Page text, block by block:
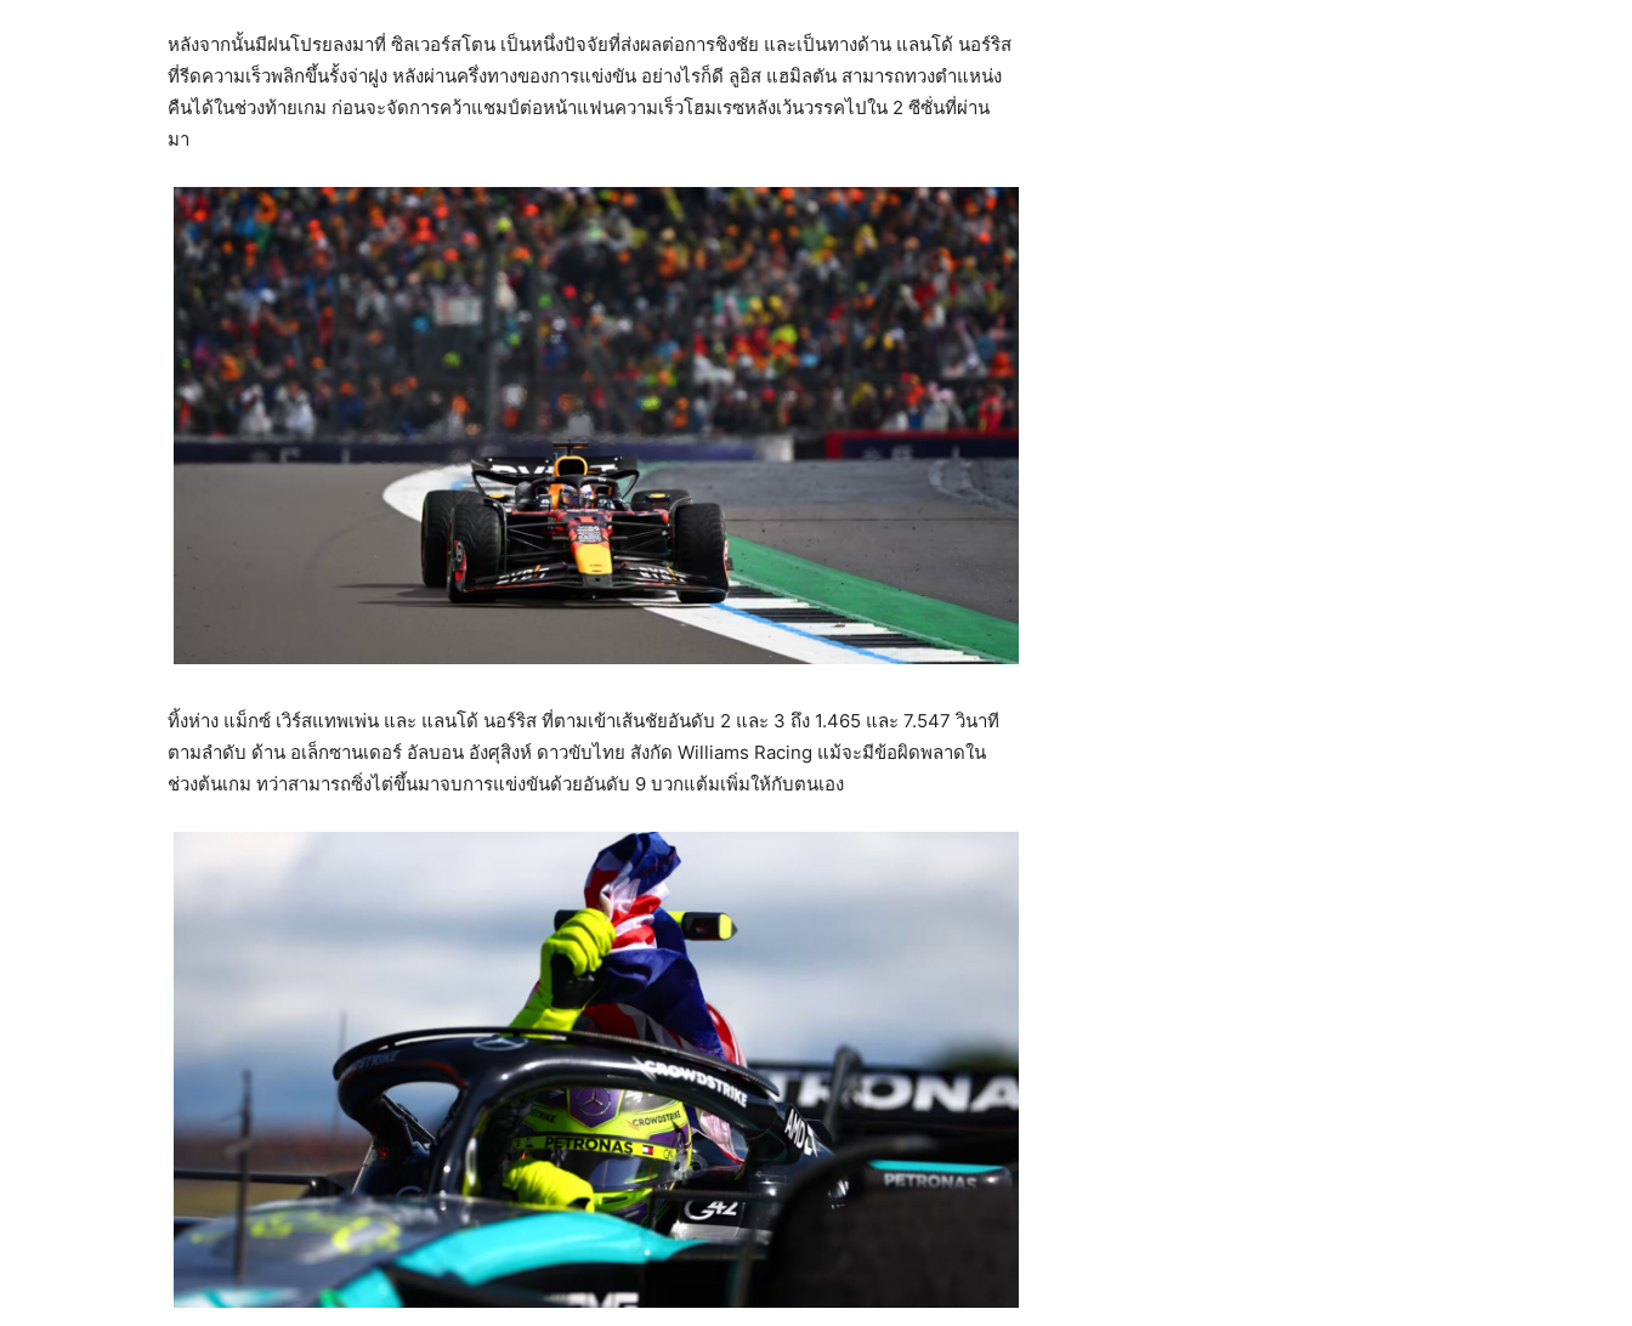
หลังจากนั้นมีฝนโปรยลงมาที่ ซิลเวอร์สโตน เป็นหนึ่งปัจจัยที่ส่งผลต่อการชิงชัย และเป็นทางด้าน แลนโด้ นอร์ริส
ที่รีดความเร็วพลิกขึ้นรั้งจ่าฝูง หลังผ่านครึ่งทางของการแข่งขัน อย่างไรก็ดี ลูอิส แฮมิลตัน สามารถทวงตำแหน่ง
คืนได้ในช่วงท้ายเกม ก่อนจะจัดการคว้าแชมป์ต่อหน้าแฟนความเร็วโฮมเรซหลังเว้นวรรคไปใน 2 ซีซั่นที่ผ่าน
มา
ทิ้งห่าง แม็กซ์ เวิร์สแทพเพ่น และ แลนโด้ นอร์ริส ที่ตามเข้าเส้นชัยอันดับ 2 และ 3 ถึง 1.465 และ 7.547 วินาที
ตามลำดับ ด้าน อเล็กซานเดอร์ อัลบอน อังศุสิงห์ ดาวขับไทย สังกัด Williams Racing แม้จะมีข้อผิดพลาดใน
ช่วงต้นเกม ทว่าสามารถซิ่งไต่ขึ้นมาจบการแข่งขันด้วยอันดับ 9 บวกแต้มเพิ่มให้กับตนเอง